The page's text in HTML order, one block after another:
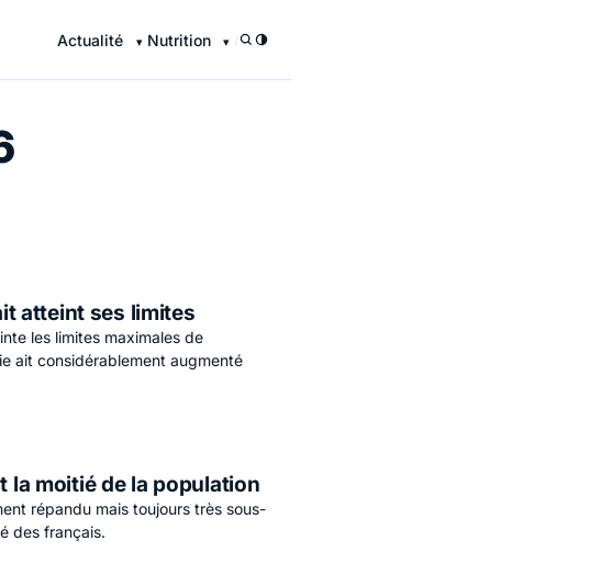
Actualité Nutrition /
atteint ses limites
les limites maximales de
ait considérablement augmenté
la moitié de la population
répandu mais toujours très sous-
des français.